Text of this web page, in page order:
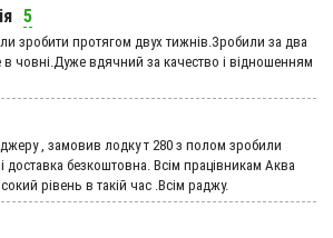
5
зробити протягом двух тижнів.Зробили за два
в човні.Дуже вдячний за качество і відношенням
, замовив лодку т 280 з полом зробили
доставка безкоштовна. Всім працівникам Аква
рівень в такій час .Всім раджу.